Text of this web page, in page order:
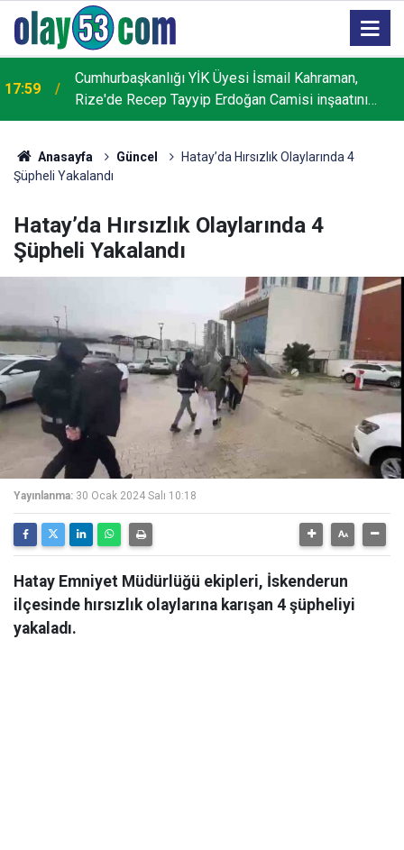
17:59
Cumhurbaşkanlığı YİK Üyesi İsmail Kahraman,
Rize'de Recep Tayyip Erdoğan Camisi inşaatını
inceledi
Anasayfa Güncel
Hatay’da Hırsızlık Olaylarında 4
Şüpheli Yakalandı
Hatay’da Hırsızlık Olaylarında 4
Şüpheli Yakalandı
Yayınlanma: 30 Ocak 2024 Salı 10:18
Hatay Emniyet Müdürlüğü ekipleri, İskenderun
ilçesinde hırsızlık olaylarına karışan 4 şüpheliyi
yakaladı.